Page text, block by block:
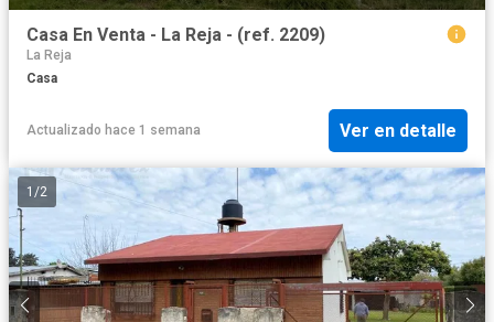
Casa En Venta - La Reja - (ref. 2209)
La Reja
Casa
Actualizado hace 1 semana Ver en detalle
1 /2